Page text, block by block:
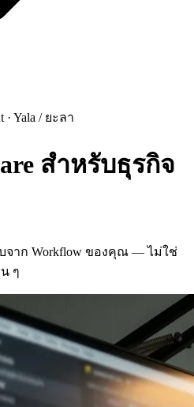
· Yala / ยะลา
สำหรับธุรกิจ
จาก Workflow ของคุณ — ไม่ใช่
ๆ